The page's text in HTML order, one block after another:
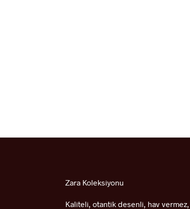
Zara Koleksiyonu
Kaliteli, otantik desenli, hav